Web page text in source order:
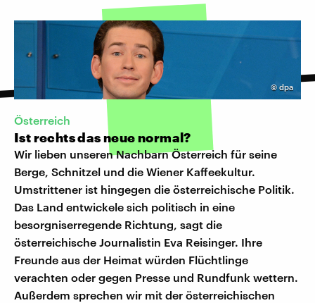
© dpa
Österreich
Ist rechts das neue normal?
Wir lieben unseren Nachbarn Österreich für seine
Berge, Schnitzel und die Wiener Kaffeekultur.
Umstrittener ist hingegen die österreichische Politik.
Das Land entwickele sich politisch in eine
besorgniserregende Richtung, sagt die
österreichische Journalistin Eva Reisinger. Ihre
Freunde aus der Heimat würden Flüchtlinge
verachten oder gegen Presse und Rundfunk wettern.
Außerdem sprechen wir mit der österreichischen